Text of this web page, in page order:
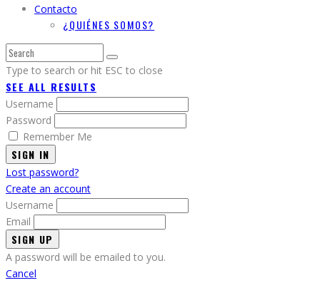
Contacto
¿QUIÉNES SOMOS?
Type to search or hit ESC to close
SEE ALL RESULTS
Username
Password
Remember Me
SIGN IN
Lost password?
Create an account
Username
Email
A password will be emailed to you.
Cancel